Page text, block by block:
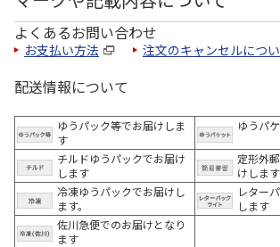
よくあるお問い合わせ
お支払い方法 注文のキャンセルにつ
配送情報について
ゆうパック等でお届けしま
す
ゆうパ
チルドゆうパックでお届け
します
定形外
けします
冷凍ゆうパックでお届けし
ます。
レター
します
佐川急便でのお届けとなり
ます